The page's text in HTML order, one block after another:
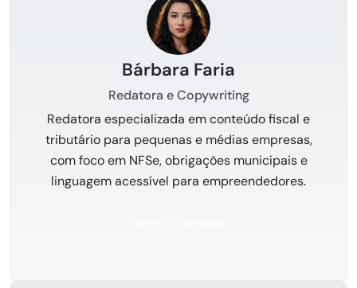
Bárbara Faria
Redatora e Copywriting
Redatora especializada em conteúdo fiscal e
tributário para pequenas e médias empresas,
com foco em NFSe, obrigações municipais e
linguagem acessível para empreendedores.